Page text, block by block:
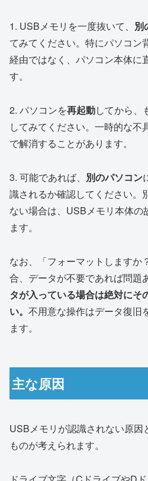
1. USBメモリを一度抜いて、 別
てみてください。特にパソコン
経由ではなく、パソコン本体に
す。
2. パソコンを再起動してから、
してみてください。一時的な不
で解消することがあります。
3. 可能であれば、 別のパソコン
識されるか確認してください。
ない場合は、USBメモリ本体の
ます。
なお、「フォーマットしますか
合、データが不要であれば問題
タが入っている場合は絶対にそ
い。 不用意な操作はデータ復旧
ます。
主な原因
USBメモリが認識されない原因
ものが考えられます。